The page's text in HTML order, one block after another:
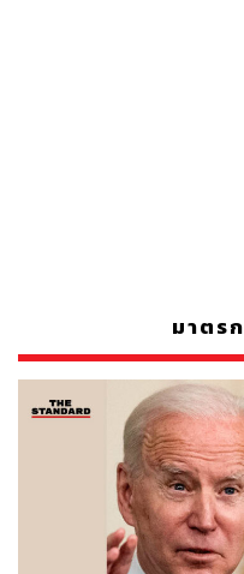
มาตร